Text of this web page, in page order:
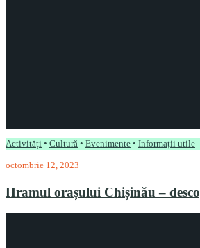
Activități • Cultură • Evenimente • Informații utile
octombrie 12, 2023
Hramul orașului Chișinău –